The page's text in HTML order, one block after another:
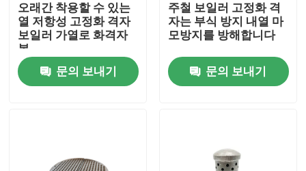
오래간 착용할 수 있는
열 저항성 고정화 격자
보일러 가열로 화격자
봉
문의 보내기
주철 보일러 고정화 격
자는 부식 방지 내열 마
모방지를 방해합니다
문의 보내기